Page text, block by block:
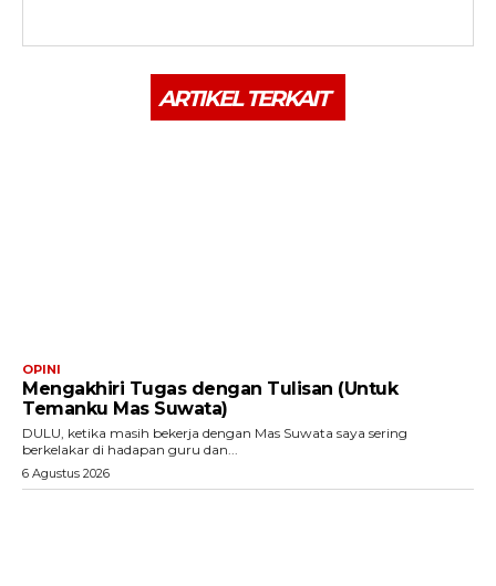
ARTIKEL TERKAIT
OPINI
Mengakhiri Tugas dengan Tulisan (Untuk
Temanku Mas Suwata)
DULU, ketika masih bekerja dengan Mas Suwata saya sering
berkelakar di hadapan guru dan...
6 Agustus 2026